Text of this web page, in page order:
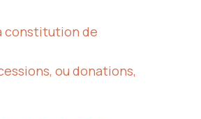
constitution de
ou donations,